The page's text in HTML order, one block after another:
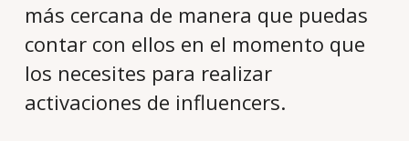
más cercana de manera que puedas
contar con ellos en el momento que
los necesites para realizar
activaciones de influencers.